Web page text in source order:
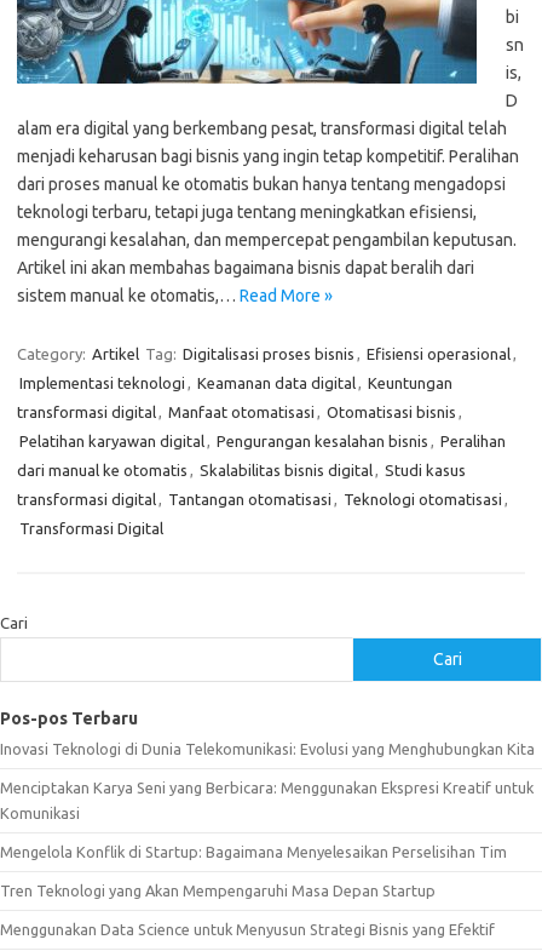
bi
sn
is,
D
alam era digital yang berkembang pesat, transformasi digital telah
menjadi keharusan bagi bisnis yang ingin tetap kompetitif. Peralihan
dari proses manual ke otomatis bukan hanya tentang mengadopsi
teknologi terbaru, tetapi juga tentang meningkatkan efisiensi,
mengurangi kesalahan, dan mempercepat pengambilan keputusan.
Artikel ini akan membahas bagaimana bisnis dapat beralih dari
sistem manual ke otomatis,… Read More »
Category: Artikel Tag: Digitalisasi proses bisnis , Efisiensi operasional,
Implementasi teknologi , Keamanan data digital, Keuntungan
transformasi digital, Manfaat otomatisasi , Otomatisasi bisnis ,
Pelatihan karyawan digital, Pengurangan kesalahan bisnis , Peralihan
dari manual ke otomatis , Skalabilitas bisnis digital, Studi kasus
transformasi digital, Tantangan otomatisasi , Teknologi otomatisasi ,
Transformasi Digital
Cari
Cari
Pos-pos Terbaru
Inovasi Teknologi di Dunia Telekomunikasi: Evolusi yang Menghubungkan Kita
Menciptakan Karya Seni yang Berbicara: Menggunakan Ekspresi Kreatif untuk
Komunikasi
Mengelola Konflik di Startup: Bagaimana Menyelesaikan Perselisihan Tim
Tren Teknologi yang Akan Mempengaruhi Masa Depan Startup
Menggunakan Data Science untuk Menyusun Strategi Bisnis yang Efektif